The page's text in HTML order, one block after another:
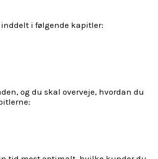
i følgende kapitler:
og du skal overveje, hvordan du